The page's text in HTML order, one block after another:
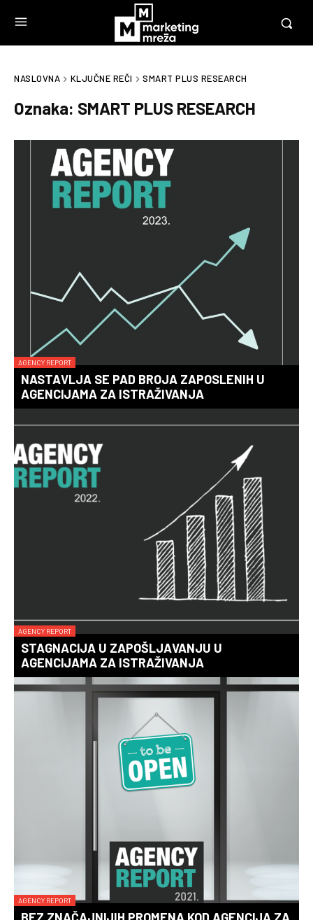
NASLOVNA KLJUČNE REČI SMART PLUS RESEARCH
Oznaka: SMART PLUS RESEARCH
AGENCY REPORT
NASTAVLJA SE PAD BROJA ZAPOSLENIH U
AGENCIJAMA ZA ISTRAŽIVANJA
AGENCY REPORT
STAGNACIJA U ZAPOŠLJAVANJU U
AGENCIJAMA ZA ISTRAŽIVANJA
AGENCY REPORT